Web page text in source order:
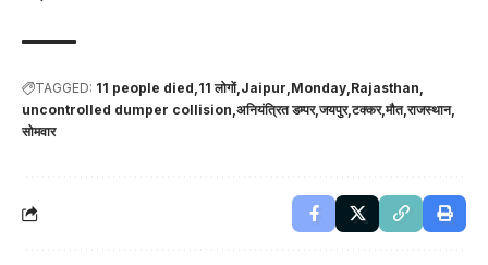
TAGGED: 11 people died 11 लोगों Jaipur Monday Rajasthan
uncontrolled dumper collision अनियंत्रित डम्पर जयपुर टक्कर मौत राजस्थान
सोमवार